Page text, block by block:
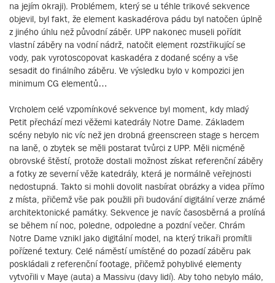
na jejím okraji). Problémem, který se u téhle trikové sekvence
objevil, byl fakt, že element kaskadérova pádu byl natočen úplně
z jiného úhlu než původní záběr. UPP nakonec museli pořídit
vlastní záběry na vodní nádrž, natočit element rozstřikující se
vody, pak vyrotoscopovat kaskadéra z dodané scény a vše
sesadit do finálního záběru. Ve výsledku bylo v kompozici jen
minimum CG elementů…
Vrcholem celé vzpomínkové sekvence byl moment, kdy mladý
Petit přechází mezi věžemi katedrály Notre Dame. Základem
scény nebylo nic víc než jen drobná greenscreen stage s hercem
na laně, o zbytek se měli postarat tvůrci z UPP. Měli nicméně
obrovské štěstí, protože dostali možnost získat referenční záběry
a fotky ze severní věže katedrály, která je normálně veřejnosti
nedostupná. Takto si mohli dovolit nasbírat obrázky a videa přímo
z místa, přičemž vše pak použili při budování digitální verze známé
architektonické památky. Sekvence je navíc časosběrná a prolíná
se během ní noc, poledne, odpoledne a pozdní večer. Chrám
Notre Dame vznikl jako digitální model, na který trikaři promítli
pořízené textury. Celé náměstí umístěné do pozadí záběru pak
poskládali z referenční footage, přičemž pohyblivé elementy
vytvořili v Maye (auta) a Massivu (davy lidí). Aby toho nebylo málo,